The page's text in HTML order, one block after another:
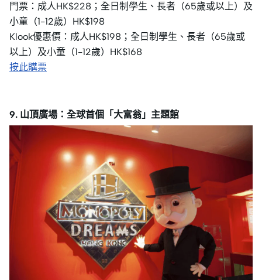
門票：成人HK$228；全日制學生、長者（65歲或以上）及
小童（1-12歲）HK$198
Klook優惠價：成人HK$198；全日制學生、長者（65歲或
以上）及小童（1-12歲）HK$168
按此購票
9. 山頂廣場：全球首個「大富翁」主題館